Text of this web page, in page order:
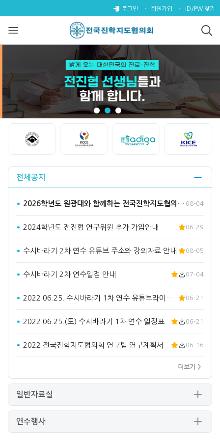
전국진학지도협의회
로그인 회원가입 ID/PW 찾기
전체공지
2026학년도 원광대와 함께하는 전국진학지도협의회 수시바라기2… 08-04
2024학년도 전진협 연구위원 추가 가입안내 06-29
수시바라기 2차 연수 유튜브 주소와 강의자료 안내 08-05
수시바라기 2차 연수일정 안내 07-04
2022.06.25. 수시바라기 1차 연수 유튜브라이브 주소입… 06-21
2022.06.25.(토) 수시바라기 1차 연수 일정표 06-21
2022 전국진학지도협의회 연구팀 연구계획서(요약) 06-16
더보기 >
일반자료실
연수행사